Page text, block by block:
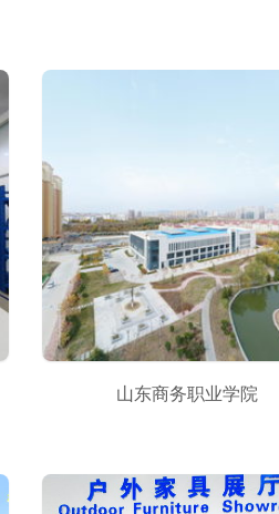
山东商务职业学院